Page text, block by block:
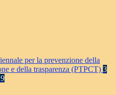
per la prevenzione della
e della trasparenza (PTPCT) 3